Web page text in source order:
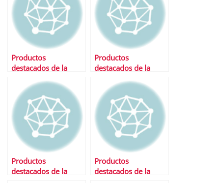
Productos
destacados de la
Productos
destacados de la
Productos
destacados de la
Productos
destacados de la